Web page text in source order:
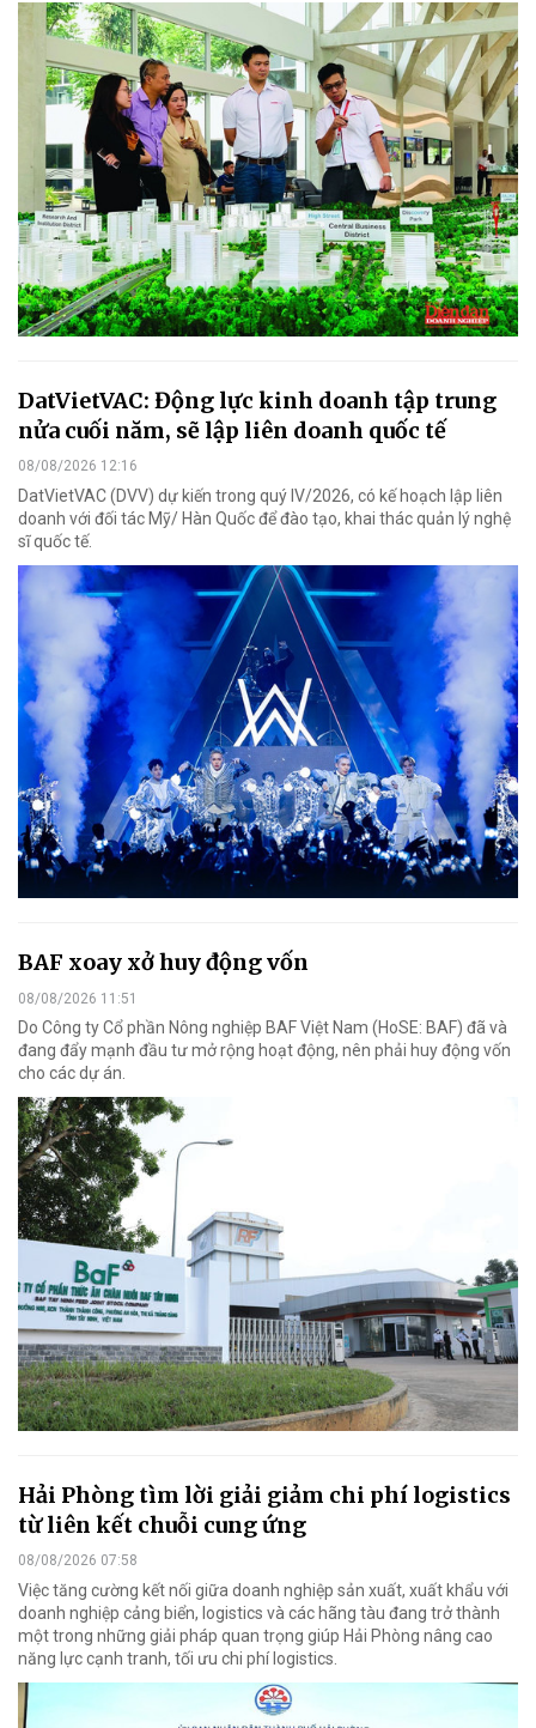
DatVietVAC: Động lực kinh doanh tập trung
nửa cuối năm, sẽ lập liên doanh quốc tế
08/08/2026 12:16
DatVietVAC (DVV) dự kiến trong quý IV/2026, có kế hoạch lập liên
doanh với đối tác Mỹ/ Hàn Quốc để đào tạo, khai thác quản lý nghệ
sĩ quốc tế.
BAF xoay xở huy động vốn
08/08/2026 11:51
Do Công ty Cổ phần Nông nghiệp BAF Việt Nam (HoSE: BAF) đã và
đang đẩy mạnh đầu tư mở rộng hoạt động, nên phải huy động vốn
cho các dự án.
Hải Phòng tìm lời giải giảm chi phí logistics
từ liên kết chuỗi cung ứng
08/08/2026 07:58
Việc tăng cường kết nối giữa doanh nghiệp sản xuất, xuất khẩu với
doanh nghiệp cảng biển, logistics và các hãng tàu đang trở thành
một trong những giải pháp quan trọng giúp Hải Phòng nâng cao
năng lực cạnh tranh, tối ưu chi phí logistics.